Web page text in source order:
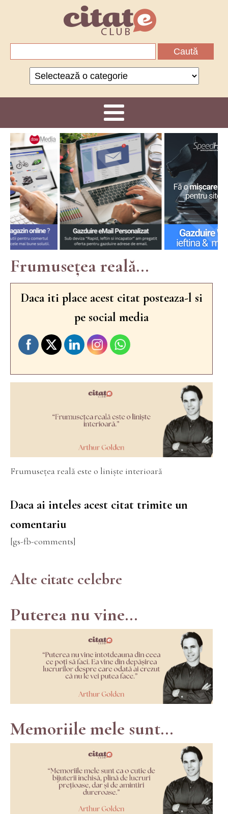
Categorii
Frumusețea reală...
Daca iti place acest citat posteaza-l si
pe social media
Frumusețea reală este o liniște interioară
Daca ai inteles acest citat trimite un
comentariu
[gs-fb-comments]
Alte citate celebre
Puterea nu vine...
Memoriile mele sunt...